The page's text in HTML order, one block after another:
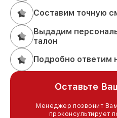
Составим точную
Выдадим
талон
Подробно ответим
Оставьте
Менеджер позвонит
проконсультирует